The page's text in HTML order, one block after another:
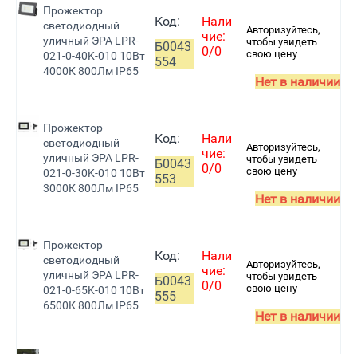
Прожектор
светодиодный
уличный ЭРА LPR-
021-0-40K-010 10Вт
4000К 800Лм IP65
Код:
Б0043
554
Нали
чие:
0/0
Авторизуйтесь,
чтобы увидеть
свою цену
Нет в наличии
Прожектор
светодиодный
уличный ЭРА LPR-
021-0-30K-010 10Вт
3000К 800Лм IP65
Код:
Б0043
553
Нали
чие:
0/0
Авторизуйтесь,
чтобы увидеть
свою цену
Нет в наличии
Прожектор
светодиодный
уличный ЭРА LPR-
021-0-65K-010 10Вт
6500К 800Лм IP65
Код:
Б0043
555
Нали
чие:
0/0
Авторизуйтесь,
чтобы увидеть
свою цену
Нет в наличии